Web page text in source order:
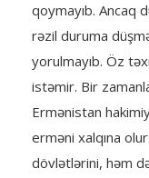
qoymayıb. Ancaq
rəzil duruma
yorulmayıb. Öz
istəmir. Bir
Ermənistan
erməni xalqına
dövlətlərini, həm